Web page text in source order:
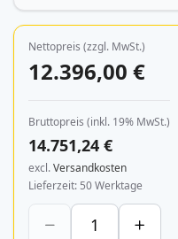
Nettopreis (zzgl. MwSt.)
12.396,00 €
Bruttopreis (inkl. 19% MwSt.)
14.751,24 €
excl.Versandkosten
Lieferzeit 50 Werktage